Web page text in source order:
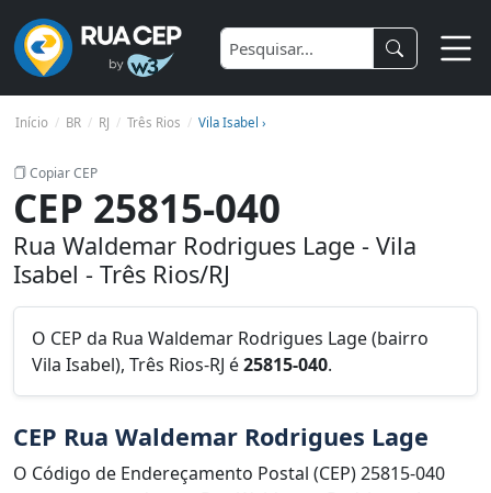
Início BR RJ Três Rios Vila Isabel ›
Copiar CEP
CEP 25815-040
Rua Waldemar Rodrigues Lage - Vila
Isabel - Três Rios/RJ
O CEP da Rua Waldemar Rodrigues Lage (bairro
Vila Isabel), Três Rios-RJ é25815-040.
CEP Rua Waldemar Rodrigues Lage
O Código de Endereçamento Postal (CEP) 25815-040